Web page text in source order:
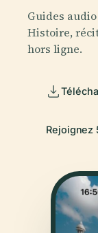
Guides
Histoire,
hors ligne.
Rejoignez